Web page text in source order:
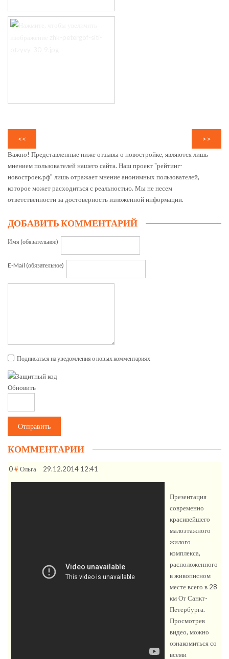
<< >>
Важно! Представленные ниже отзывы о новостройке, являются лишь
мнением пользователей нашего сайта. Наш проект "рейтинг-
новостроек.рф" лишь отражает мнение анонимных пользователей,
которое может расходиться с реальностью. Мы не несем
ответственности за достоверность изложенной информации.
ДОБАВИТЬ КОММЕНТАРИЙ
Имя (обязательное)
E-Mail (обязательное)
Подписаться на уведомления о новых комментариях
Обновить
Отправить
КОММЕНТАРИИ
0# Ольга 29.12.2014 12:41
Презентация
современно
красивейшего
малоэтажного
жилого
комплекса,
расположенного
в живописном
месте всего в 28
км От Санкт-
Петербурга.
Просмотрев
видео, можно
ознакомиться со
всеми